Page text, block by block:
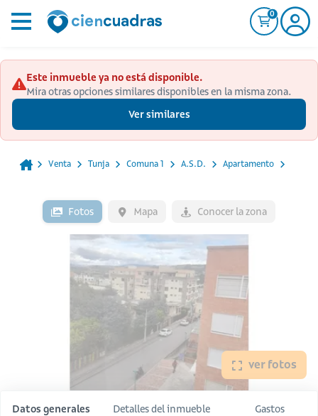
0
Este inmueble ya no está disponible.
Mira otras opciones similares disponibles en la misma zona.
Ver similares
Venta Tunja Comuna 1 A.s.d. Apartamento
Fotos Mapa Conocer la zona
ver fotos
Datos generales Detalles del inmueble Gastos